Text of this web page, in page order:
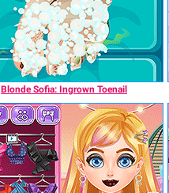
Blonde Sofia: Ingrown Toenail